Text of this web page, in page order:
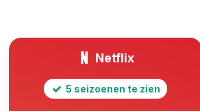
Netflix
5 seizoenen te zien